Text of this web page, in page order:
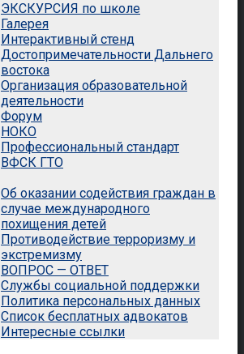
ЭКСКУРСИЯ по школе
Галерея
Интерактивный стенд
Достопримечательности Дальнего
востока
Организация образовательной
деятельности
Форум
НОКО
Профессиональный стандарт
ВФСК ГТО
Об оказании содействия граждан в
случае международного
похищения детей
Противодействие терроризму и
экстремизму
ВОПРОС — ОТВЕТ
Службы социальной поддержки
Политика персональных данных
Список бесплатных адвокатов
Интересные ссылки